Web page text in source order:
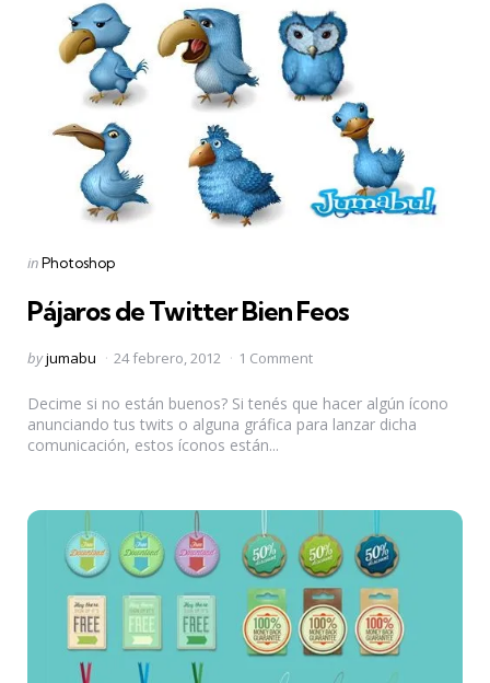
Categories
Posted
inPhotoshop
Pájaros de Twitter Bien Feos
Posted
byjumabu 24 febrero, 2012 1 Comment
Decime si no están buenos? Si tenés que hacer algún ícono
anunciando tus twits o alguna gráfica para lanzar dicha
comunicación, estos íconos están...